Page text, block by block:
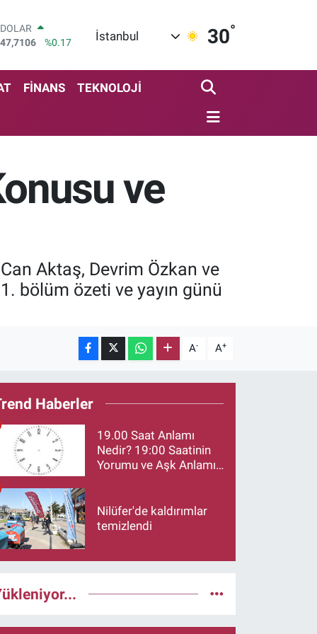
DOLAR
47,7106
%0.17
55,1652
%0.27
STERLİN
65.130,04
%1.2
İstanbul 30°
FİNANS TEKNOLOJİ
ve
Aktaş, Devrim Özkan ve
bölüm özeti ve yayın günü
A- A+
Haberler
19.00 Saat Anlamı
Nedir? 19:00 Saatinin
Yorumu ve Aşk Anlamı
Nilüfer'de kaldırımlar
temizlendi